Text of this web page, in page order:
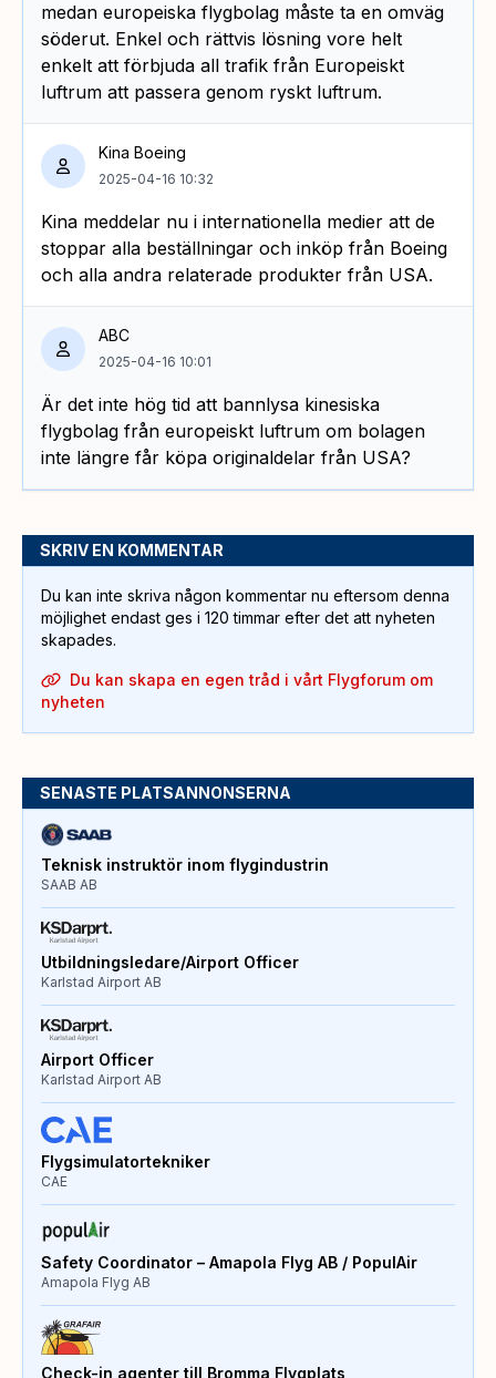
medan europeiska flygbolag måste ta en omväg
söderut. Enkel och rättvis lösning vore helt
enkelt att förbjuda all trafik från Europeiskt
luftrum att passera genom ryskt luftrum.
Kina Boeing
2025-04-16 10:32
Kina meddelar nu i internationella medier att de
stoppar alla beställningar och inköp från Boeing
och alla andra relaterade produkter från USA.
ABC
2025-04-16 10:01
Är det inte hög tid att bannlysa kinesiska
flygbolag från europeiskt luftrum om bolagen
inte längre får köpa originaldelar från USA?
SKRIV EN KOMMENTAR
Du kan inte skriva någon kommentar nu eftersom denna
möjlighet endast ges i 120 timmar efter det att nyheten
skapades.
Du kan skapa en egen tråd i vårt Flygforum om
nyheten
SENASTE PLATSANNONSERNA
Teknisk instruktör inom flygindustrin
SAAB AB
Utbildningsledare/Airport Officer
Karlstad Airport AB
Airport Officer
Karlstad Airport AB
Flygsimulatortekniker
CAE
Safety Coordinator – Amapola Flyg AB / PopulAir
Amapola Flyg AB
Check-in agenter till Bromma Flygplats